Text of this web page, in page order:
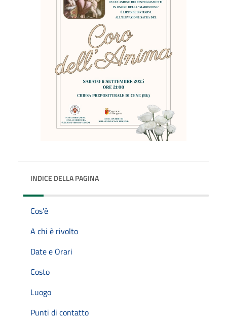
INDICE DELLA PAGINA
Cos'è
A chi è rivolto
Date e Orari
Costo
Luogo
Punti di contatto